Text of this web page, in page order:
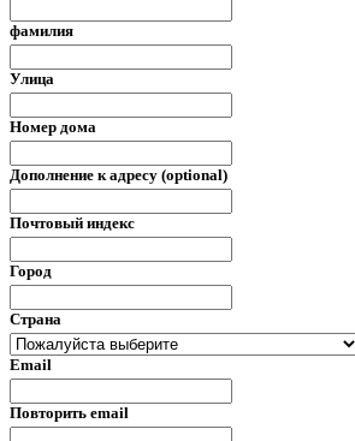
фамилия
Улица
Номер дома
Дополнение к адресу (optional)
Почтовый индекс
Город
Страна
Email
Повторить email